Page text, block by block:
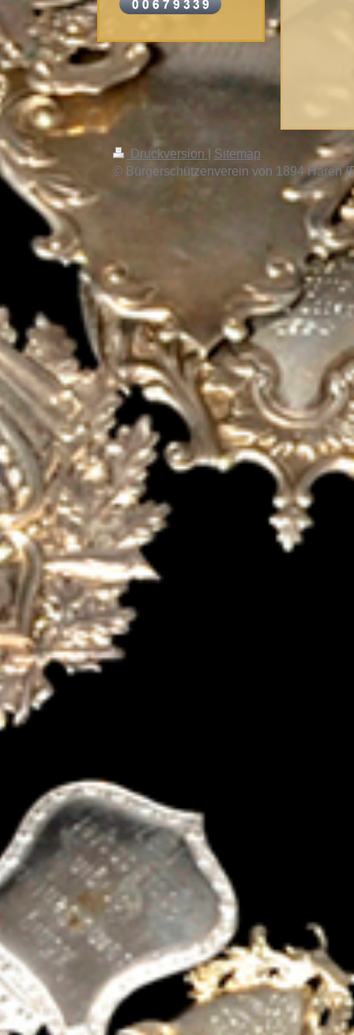
Druckversion
Sitemap
© Bürgerschützenverein von 1894 Haren